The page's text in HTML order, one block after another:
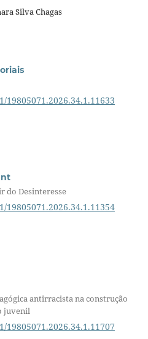
Silva Chagas
19805071.2026.34.1.11633
do Desinteresse
19805071.2026.34.1.11354
antirracista na construção
juvenil
19805071.2026.34.1.11707